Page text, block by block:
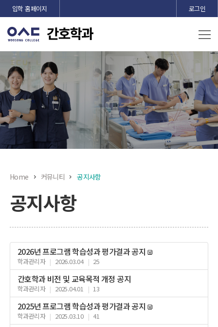
입학 홈페이지 로그인
Home 커뮤니티 공지사항
공지사항
2026년 프로그램 학습성과 평가결과 공지
학과관리자 | 2026.03.04 | 25
간호학과 비전 및 교육목적 개정 공지
학과관리자 | 2025.04.01 | 13
2025년 프로그램 학습성과 평가결과 공지
학과관리자 | 2025.03.10 | 41